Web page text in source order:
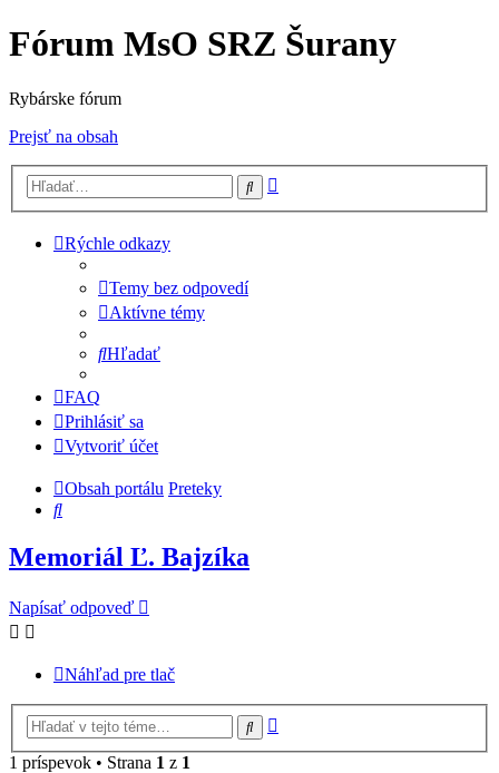
Fórum MsO SRZ Šurany
Rybárske fórum
Prejsť na obsah
Hľadať
Rýchle odkazy
Temy bez odpovedí
Aktívne témy
Hľadať
FAQ
Prihlásiť sa
Vytvoriť účet
Obsah portálu Preteky
Hľadať
Memoriál Ľ. Bajzíka
Napísať odpoveď
Náhľad pre tlač
Hľadať
1 príspevok • Strana 1 z 1